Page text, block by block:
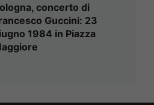
concerto di
Guccini: 23
1984 in Piazza